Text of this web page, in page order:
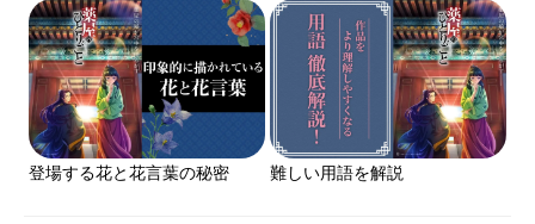
登場する花と花言葉の秘密 難しい用語を解説